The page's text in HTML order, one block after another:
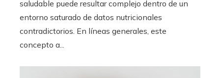
saludable puede resultar complejo dentro de un
entorno saturado de datos nutricionales
contradictorios. En líneas generales, este
concepto a...